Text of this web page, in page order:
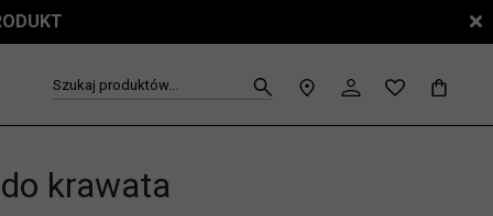
Szukaj produktów...
krawata